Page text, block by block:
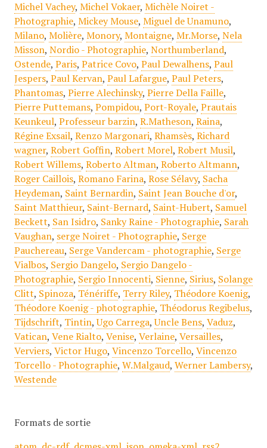
Michel Vachey, Michel Vokaer, Michèle Noiret -
Photographie, Mickey Mouse, Miguel de Unamuno,
Milano, Molière, Monory, Montaigne, Mr.Morse, Nela
Misson, Nordio - Photographie, Northumberland,
Ostende, Paris, Patrice Covo, Paul Dewalhens, Paul
Jespers, Paul Kervan, Paul Lafargue, Paul Peters,
Phantomas, Pierre Alechinsky, Pierre Della Faille,
Pierre Puttemans, Pompidou, Port-Royale, Prautais
Keunkeul, Professeur barzin, R.Matheson, Raina,
Régine Exsail, Renzo Margonari, Rhamsès, Richard
wagner, Robert Goffin, Robert Morel, Robert Musil,
Robert Willems, Roberto Altman, Roberto Altmann,
Roger Caillois, Romano Farina, Rose Sélavy, Sacha
Heydeman, Saint Bernardin, Saint Jean Bouche d'or,
Saint Matthieur, Saint-Bernard, Saint-Hubert, Samuel
Beckett, San Isidro, Sanky Raine - Photographie, Sarah
Vaughan, serge Noiret - Photographie, Serge
Pauchereau, Serge Vandercam - photographie, Serge
Vialbos, Sergio Dangelo, Sergio Dangelo -
Photographie, Sergio Innocenti, Sienne, Sirius, Solange
Clitt, Spinoza, Ténériffe, Terry Riley, Théodore Koenig,
Théodore Koenig - photographie, Théodorus Regibelus,
Tijdschrift, Tintin,Ugo Carrega,Uncle Bens, Vaduz,
Vatican, Vene Rialto, Venise, Verlaine, Versailles,
Verviers, Victor Hugo, Vincenzo Torcello, Vincenzo
Torcello - Photographie, W.Malgaud, Werner Lambersy,
Westende
Formats de sortie